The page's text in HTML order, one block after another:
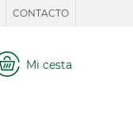
CONTACTO
Mi cesta